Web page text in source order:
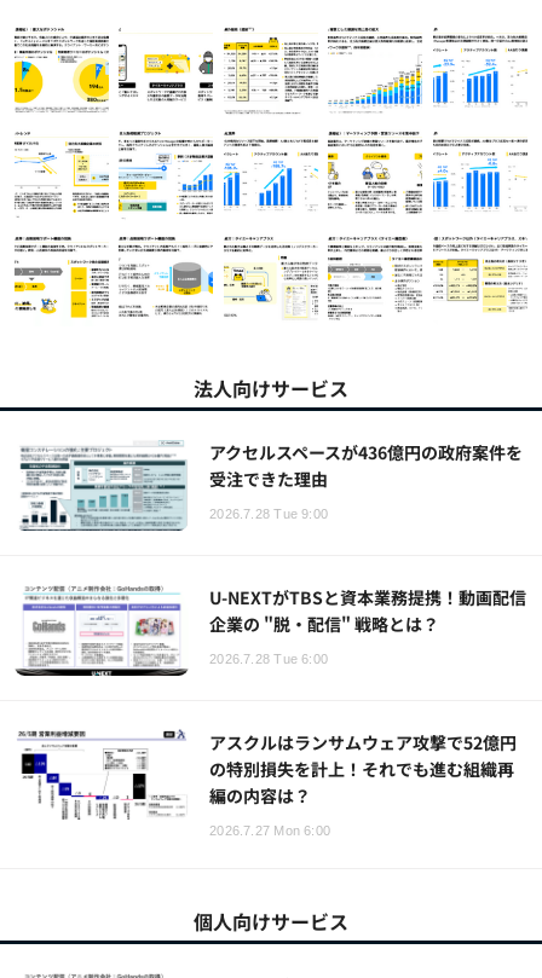
法人向けサービス
アクセルスペースが436億円の政府案件を
受注できた理由
2026.7.28 Tue 9:00
U-NEXTがTBSと資本業務提携！動画配信
企業の "脱・配信" 戦略とは？
2026.7.28 Tue 6:00
アスクルはランサムウェア攻撃で52億円
の特別損失を計上！それでも進む組織再
編の内容は？
2026.7.27 Mon 6:00
個人向けサービス